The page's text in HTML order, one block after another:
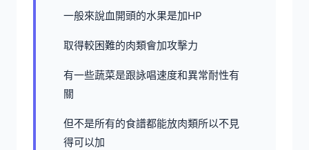
一般來說血開頭的水果是加HP
取得較困難的肉類會加攻擊力
有一些蔬菜是跟詠唱速度和異常耐性有
關
但不是所有的食譜都能放肉類所以不見
得可以加